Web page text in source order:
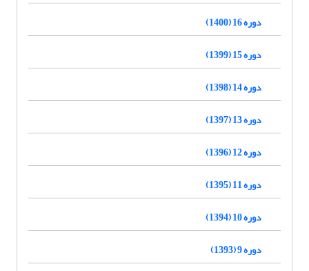
دوره 16 (1400)
دوره 15 (1399)
دوره 14 (1398)
دوره 13 (1397)
دوره 12 (1396)
دوره 11 (1395)
دوره 10 (1394)
دوره 9 (1393)